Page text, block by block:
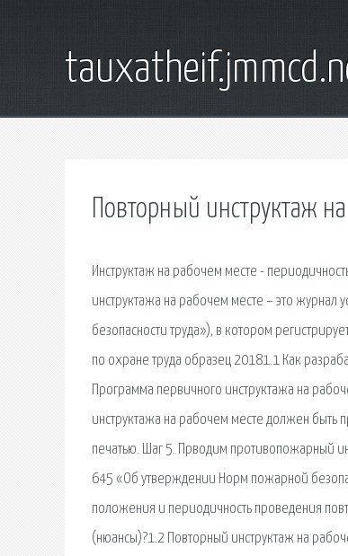
Повторный инструктаж
Инструктаж на рабочем месте -
инструктажа на рабочем месте – это
безопасности труда»), в котором
по охране труда образец 20181.1 Как
Программа первичного инструктажа на
инструктажа на рабочем месте должен быть
печатью. Шаг 5. Прводим противопожарный
645 «Об утверждении Норм пожарной
положения и периодичность проведения
(нюансы)?1.2 Повторный инструктаж на